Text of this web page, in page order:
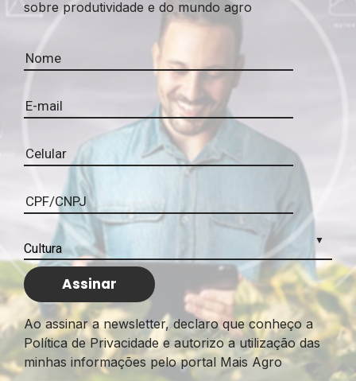
sobre produtividade e do mundo agro
Ao assinar a newsletter, declaro que conheço a
Política de Privacidade e autorizo a utilização das
minhas informações pelo portal Mais Agro